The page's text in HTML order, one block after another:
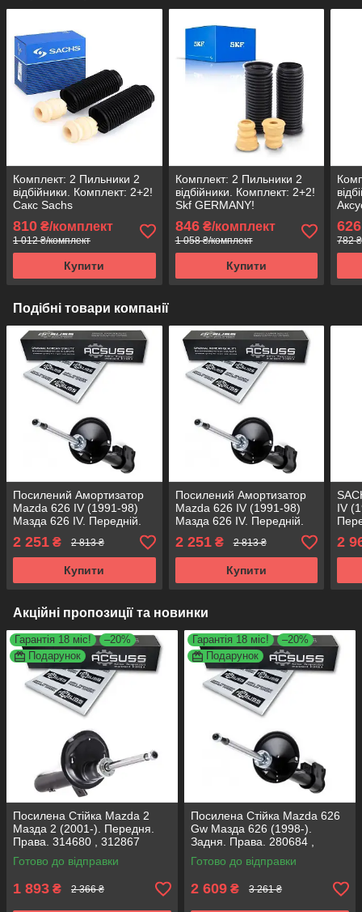
Комплект: 2 Пильники 2
відбійники. Комплект: 2+2!
Сакс Sachs
810 ₴/комплект
1 012 ₴/комплект
Купити
Комплект: 2 Пильники 2
відбійники. Комплект: 2+2!
Skf GERMANY!
846₴/комплект
1 058 ₴/комплект
Купити
626
782
Подібні товари компанії
Посилений Амортизатор
Mazda 626 IV (1991-98)
Мазда 626 IV. Передній.
Правий. Масло. 200172 ,
634044 KOREA Аксусс!
2 251 ₴ 2 813 ₴
Купити
Посилений Амортизатор
Mazda 626 IV (1991-98)
Мазда 626 IV. Передній.
Лівий. Масло. 200173 ,
634044 KOREA Аксусс!
2 251₴ 2 813 ₴
Купити
IV
2
Акційні пропозиції та новинки
Гарантія 18 міс!
–20%
Подарунок
Посилена Стійка Mazda 2
Мазда 2 (2001-). Передня.
Права. 314680 , 312867
KOREA Аксусс!
Готово до відправки
1 893 ₴ 2 366 ₴
Гарантія 18 міс!
–20%
Подарунок
Посилена Стійка Mazda 626
Gw Мазда 626 (1998-).
Задня. Права. 280684 ,
335028 KOREA Аксусс!
Готово до відправки
2 609 ₴ 3 261 ₴